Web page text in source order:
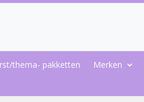
thema- pakketten Merken